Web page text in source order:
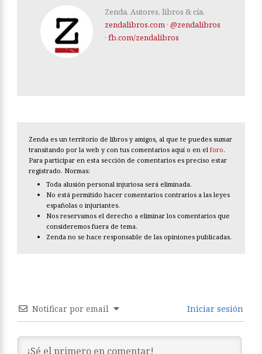
Zenda. Autores, libros & cía.
zendalibros.com · @zendalibros
· fb.com/zendalibros
Zenda es un territorio de libros y amigos, al que te puedes sumar
transitando por la web y con tus comentarios aquí o en el foro.
Para participar en esta sección de comentarios es preciso estar
registrado. Normas:
Toda alusión personal injuriosa será eliminada.
No está permitido hacer comentarios contrarios a las leyes
españolas o injuriantes.
Nos reservamos el derecho a eliminar los comentarios que
consideremos fuera de tema.
Zenda no se hace responsable de las opiniones publicadas.
Notificar por email Iniciar sesión